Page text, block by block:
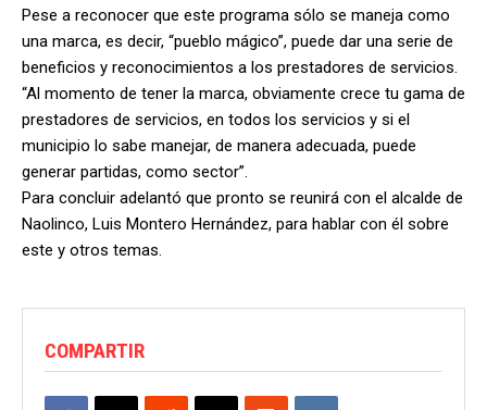
Pese a reconocer que este programa sólo se maneja como
una marca, es decir, “pueblo mágico”, puede dar una serie de
beneficios y reconocimientos a los prestadores de servicios.
“Al momento de tener la marca, obviamente crece tu gama de
prestadores de servicios, en todos los servicios y si el
municipio lo sabe manejar, de manera adecuada, puede
generar partidas, como sector”.
Para concluir adelantó que pronto se reunirá con el alcalde de
Naolinco, Luis Montero Hernández, para hablar con él sobre
este y otros temas.
COMPARTIR